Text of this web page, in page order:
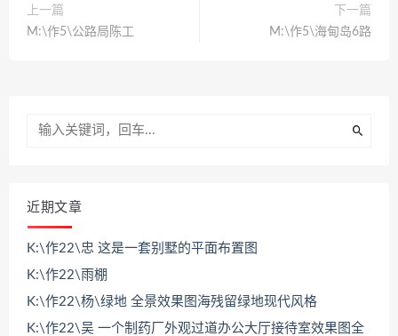
上一篇
M:\作5\公路局陈工
下一篇
M:\作5\海甸岛6路
近期文章
K:\作22\忠 这是一套别墅的平面布置图
K:\作22\雨棚
K:\作22\杨\绿地 全景效果图海残留绿地现代风格
K:\作22\吴 一个制药厂外观过道办公大厅接待室效果图全